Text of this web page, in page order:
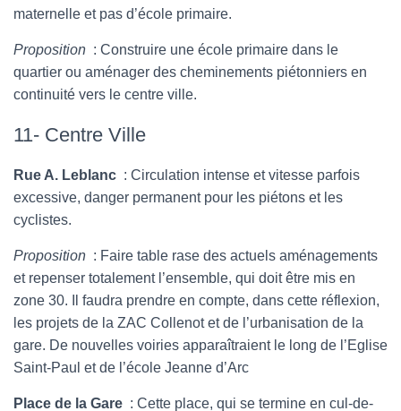
maternelle et pas d’école primaire.
Proposition : Construire une école primaire dans le
quartier ou aménager des cheminements piétonniers en
continuité vers le centre ville.
11- Centre Ville
Rue A. Leblanc : Circulation intense et vitesse parfois
excessive, danger permanent pour les piétons et les
cyclistes.
Proposition : Faire table rase des actuels aménagements
et repenser totalement l’ensemble, qui doit être mis en
zone 30. Il faudra prendre en compte, dans cette réflexion,
les projets de la ZAC Collenot et de l’urbanisation de la
gare. De nouvelles voiries apparaîtraient le long de l’Eglise
Saint-Paul et de l’école Jeanne d’Arc
Place de la Gare : Cette place, qui se termine en cul-de-